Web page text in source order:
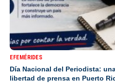
EFEMÉRIDES
Día Nacional del Periodista:
libertad de prensa en Puerto